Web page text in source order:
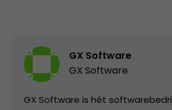
GX Software
GX Software
GX Software is hét